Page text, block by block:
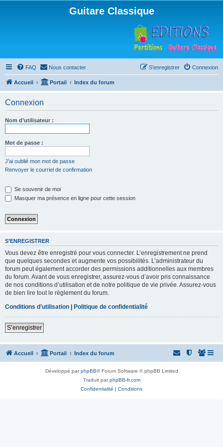
Guitare Classique
FAQ Nous contacter Connexion
S’enregistrer
Accueil Portail Index du forum
Connexion
Nom d’utilisateur :
Mot de passe :
J’ai oublié mon mot de passe
Renvoyer le courriel de confirmation
Se souvenir de moi
Masquer ma présence en ligne pour cette session
S’ENREGISTRER
Vous devez être enregistré pour vous connecter. L’enregistrement ne prend
que quelques secondes et augmente vos possibilités. L’administrateur du
forum peut également accorder des permissions additionnelles aux membres
du forum. Avant de vous enregistrer, assurez-vous d’avoir pris connaissance
de nos conditions d’utilisation et de notre politique de vie privée. Assurez-vous
de bien lire tout le règlement du forum.
Conditions d’utilisation | Politique de confidentialité
S’enregistrer
Accueil Portail Index du forum
Développé parphpBB® Forum Software © phpBB Limited
Traduit parphpBB-fr.com
Confidentialité | Conditions